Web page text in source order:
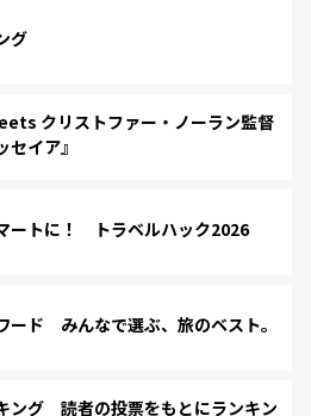
グ
クリストファー・ノーラン監督
イア』
ートに！ トラベルハック2026
ード みんなで選ぶ、旅のベスト。
ング 読者の投票をもとにランキン